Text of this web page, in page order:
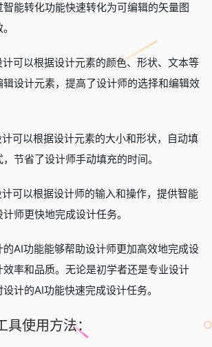
能转化功能快速转化为可编辑的矢量图
可以根据设计元素的颜色、形状、文本等
设计元素，提高了设计师的选择和编辑效
可以根据设计元素的大小和形状，自动填
节省了设计师手动填充的时间。
可以根据设计师的输入和操作，提供智能
师更快地完成设计任务。
AI功能能够帮助设计师更加高效地完成设
率和品质。无论是初学者还是专业设计
计的AI功能快速完成设计任务。
具使用方法：